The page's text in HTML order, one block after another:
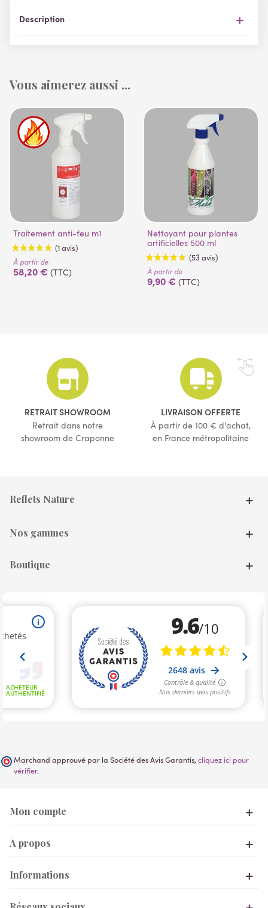
Description
Vous aimerez aussi ...
Traitement anti-feu m1
(1 avis)
À partir de
58,20 € (TTC)
Nettoyant pour plantes
artificielles 500 ml
(53 avis)
À partir de
9,90 € (TTC)
RETRAIT SHOWROOM
Retrait dans notre
showroom de Craponne
LIVRAISON OFFERTE
À partir de 100 € d'achat,
en France métropolitaine
Reflets Nature
Nos gammes
Boutique
Marchand approuvé par la Société des Avis Garantis, cliquez ici pour
vérifier.
Mon compte
A propos
Informations